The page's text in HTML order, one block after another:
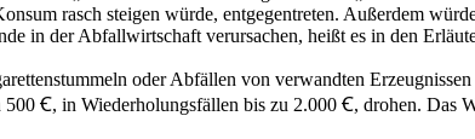
rasch steigen würde, entgegentreten. Außerdem
in der Abfallwirtschaft verursachen, heißt es in den
oder Abfällen von verwandten
Ꞓ, in Wiederholungsfällen bis zu 2.000 Ꞓ, drohen. Das